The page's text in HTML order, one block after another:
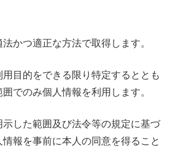
かつ適正な方法で取得します。
目的をできる限り特定するととも
でのみ個人情報を利用します。
した範囲及び法令等の規定に基づ
報を事前に本人の同意を得ること